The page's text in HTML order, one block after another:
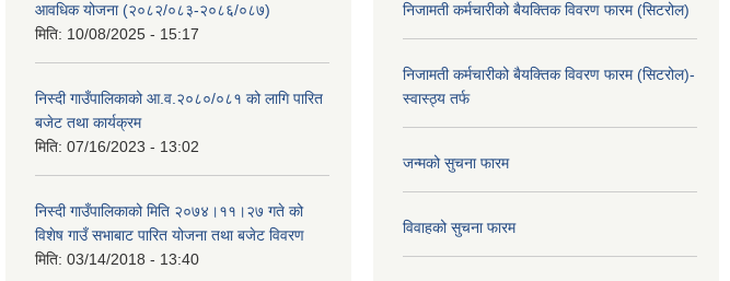
आवधिक योजना (२०८२/०८३-२०८६/०८७)
मिति: 10/08/2025 - 15:17
निस्दी गाउँपालिकाको आ.व.२०८०/०८१ को लागि पारित
बजेट तथा कार्यक्रम
मिति: 07/16/2023 - 13:02
निस्दी गाउँपालिकाको मिति २०७४।११।२७ गते को
विशेष गाउँ सभाबाट पारित योजना तथा बजेट विवरण
मिति: 03/14/2018 - 13:40
निजामती कर्मचारीको बैयक्तिक विवरण फारम (सिटरोल)
निजामती कर्मचारीको बैयक्तिक विवरण फारम (सिटरोल)-
स्वास्ठ्य तर्फ
जन्मको सुचना फारम
विवाहको सुचना फारम